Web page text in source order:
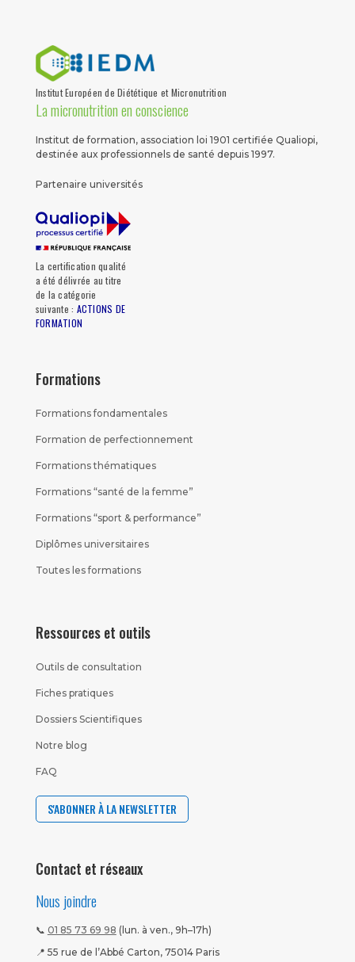
Institut Européen de Diététique et Micronutrition
La micronutrition en conscience
Institut de formation, association loi 1901 certifiée Qualiopi,
destinée aux professionnels de santé depuis 1997.
Partenaire universités
La certification qualité
a été délivrée au titre
de la catégorie
suivante : ACTIONS DE
FORMATION
Formations
Formations fondamentales
Formation de perfectionnement
Formations thématiques
Formations “santé de la femme”
Formations “sport & performance”
Diplômes universitaires
Toutes les formations
Ressources et outils
Outils de consultation
Fiches pratiques
Dossiers Scientifiques
Notre blog
FAQ
S'ABONNER À LA NEWSLETTER
Contact et réseaux
Nous joindre
📞 01 85 73 69 98 (lun. à ven., 9h–17h)
📍 55 rue de l’Abbé Carton, 75014 Paris